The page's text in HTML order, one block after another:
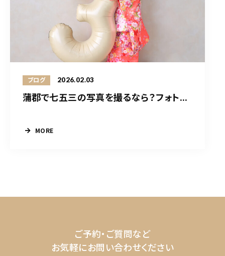
ブログ 2026.02.03
蒲郡で七五三の写真を撮るなら？フォト...
MORE
ご予約・ご質問など
お気軽にお問い合わせください